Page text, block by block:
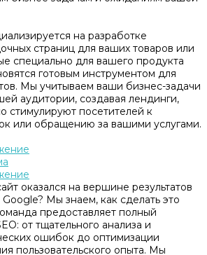
на разработке
страниц для ваших товаров или
специально для вашего продукта
готовым инструментом для
Мы учитываем ваши бизнес-задачи
аудитории, создавая лендинги,
стимулируют посетителей к
или обращению за вашими услугами.
оказался на вершине результатов
Мы знаем, как сделать это
предоставляет полный
от тщательного анализа и
ошибок до оптимизации
пользовательского опыта. Мы